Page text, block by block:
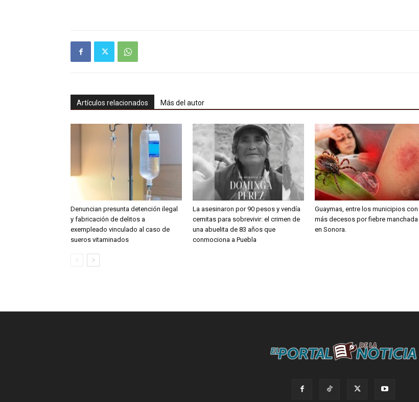
Artículos relacionados Más del autor
Denuncian presunta detención ilegal
y fabricación de delitos a
exempleado vinculado al caso de
sueros vitaminados
La asesinaron por 90 pesos y vendía
cemitas para sobrevivir: el crimen de
una abuelita de 83 años que
conmociona a Puebla
Guaymas, entre los municipios con
más decesos por fiebre manchada
en Sonora.